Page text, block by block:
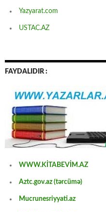
Yazyarat.com
USTAC.AZ
FAYDALIDIR :
WWW.KİTABEVİM.AZ
Aztc.gov.az (tərcümə)
Mucrunesriyyati.az